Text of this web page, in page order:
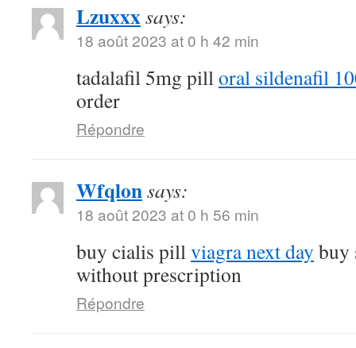
Lzuxxxsays:
18 août 2023 at 0 h 42 min
tadalafil 5mg pilloral sildenafil
order
Répondre
Wfqlonsays:
18 août 2023 at 0 h 56 min
buy cialis pillviagra next day buy
without prescription
Répondre